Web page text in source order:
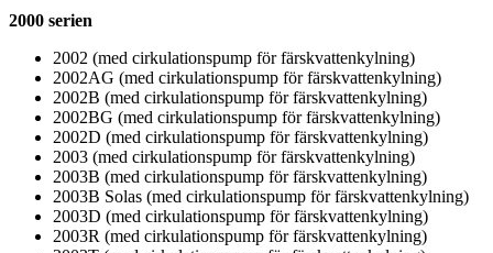
2000 serien
2002 (med cirkulationspump för färskvattenkylning)
2002AG (med cirkulationspump för färskvattenkylning)
2002B (med cirkulationspump för färskvattenkylning)
2002BG (med cirkulationspump för färskvattenkylning)
2002D (med cirkulationspump för färskvattenkylning)
2003 (med cirkulationspump för färskvattenkylning)
2003B (med cirkulationspump för färskvattenkylning)
2003B Solas (med cirkulationspump för färskvattenkylning)
2003D (med cirkulationspump för färskvattenkylning)
2003R (med cirkulationspump för färskvattenkylning)